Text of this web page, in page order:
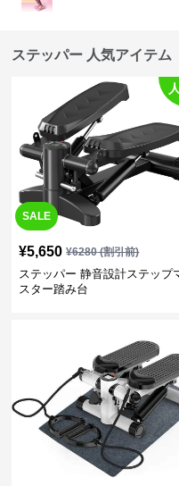
ステッパー 人気アイテム
SALE
¥5,650 ¥6280(割引前)
ステッパー 静音設計ステップ
スター踏み台